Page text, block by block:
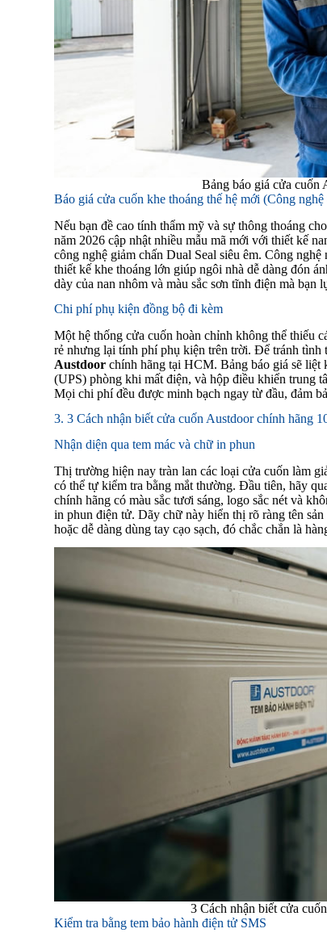
Bảng báo giá cửa cuốn
Báo giá cửa cuốn khe thoáng thế hệ mới (Công
Nếu bạn đề cao tính thẩm mỹ và sự thông thoáng
năm 2026 cập nhật nhiều mẫu mã mới với thiết kế
công nghệ giảm chấn Dual Seal siêu êm. Công
thiết kế khe thoáng lớn giúp ngôi nhà dễ dàng đón
dày của nan nhôm và màu sắc sơn tĩnh điện mà bạn
Chi phí phụ kiện đồng bộ đi kèm
Một hệ thống cửa cuốn hoàn chỉnh không thể thiếu
rẻ nhưng lại tính phí phụ kiện trên trời. Để tránh
Austdoor chính hãng tại HCM. Bảng báo giá sẽ
(UPS) phòng khi mất điện, và hộp điều khiển trung
Mọi chi phí đều được minh bạch ngay từ đầu, đảm
3. 3 Cách nhận biết cửa cuốn Austdoor chính hãng
Nhận diện qua tem mác và chữ in phun
Thị trường hiện nay tràn lan các loại cửa cuốn làm
có thể tự kiểm tra bằng mắt thường. Đầu tiên, hãy
chính hãng có màu sắc tươi sáng, logo sắc nét và
in phun điện tử. Dãy chữ này hiển thị rõ ràng tên
hoặc dễ dàng dùng tay cạo sạch, đó chắc chắn là
3 Cách nhận biết cửa
Kiểm tra bằng tem bảo hành điện tử SMS